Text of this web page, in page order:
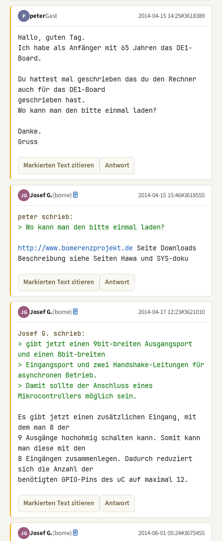
P peterGast 2014-04-15 14:25#3618389
Hallo, guten Tag.
Ich habe als Anfänger mit 65 Jahren das DE1-
Board.
Du hattest mal geschrieben das du den Rechner
auch für das DE1-Board
geschrieben hast.
Wo kann man den bitte einmal laden?
Danke.
Gruss
Markierten Text zitieren Antwort
JG Josef G.(bome) 2014-04-15 15:46#3618555
peter schrieb:
> Wo kann man den bitte einmal laden?
http://www.bomerenzprojekt.de Seite Downloads
Beschreibung siehe Seiten Hawa und SYS-doku
Markierten Text zitieren Antwort
JG Josef G.(bome) 2014-04-17 12:23#3621010
Josef G. schrieb:
> gibt jetzt einen 9bit-breiten Ausgangsport
und einen 8bit-breiten
> Eingangsport und zwei Handshake-Leitungen für
asynchronen Betrieb.
> Damit sollte der Anschluss eines
Mikrocontrollers möglich sein.
Es gibt jetzt einen zusätzlichen Eingang, mit
dem man 8 der
9 Ausgänge hochohmig schalten kann. Somit kann
man diese mit den
8 Eingängen zusammenlegen. Dadurch reduziert
sich die Anzahl der
benötigten GPIO-Pins des uC auf maximal 12.
Markierten Text zitieren Antwort
JG Josef G.(bome) 2014-06-01 05:24#3675455